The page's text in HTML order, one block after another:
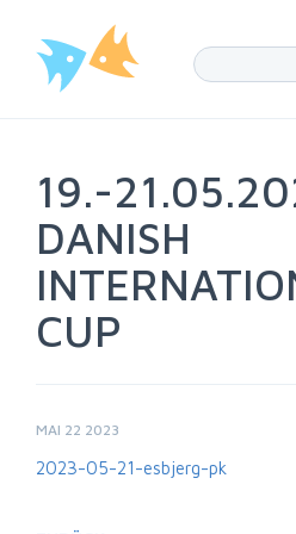
19.-
DANISH
CUP
MAI 22 2023
2023-05-21-esbjerg-pk